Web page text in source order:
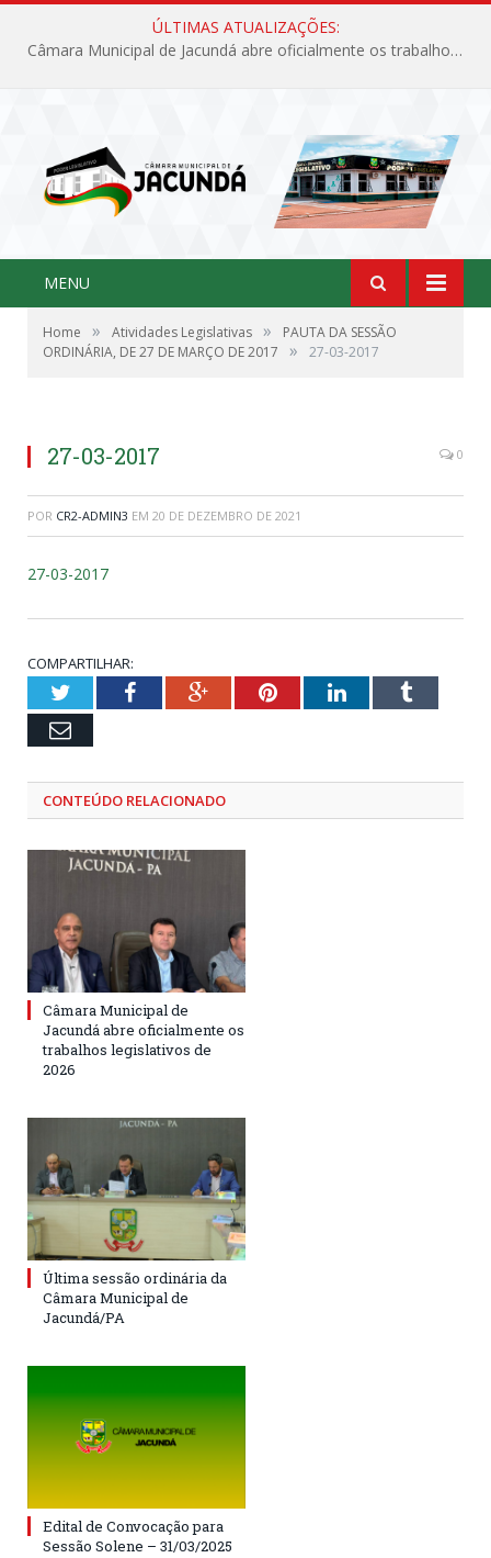
ÚLTIMAS ATUALIZAÇÕES:
Câmara Municipal de Jacundá abre oficialmente os trabalhos legislativos de 2026
MENU
Home » Atividades Legislativas »
PAUTA DA SESSÃO
ORDINÁRIA, DE 27 DE MARÇO DE 2017
» 27-03-2017
27-03-2017 0
POR CR2-ADMIN3 EM 20 DE DEZEMBRO DE 2021
27-03-2017
COMPARTILHAR:
TwitterFacebookGoogle+PinterestLinkedInTumblr
Email
CONTEÚDO RELACIONADO
Câmara Municipal de
Jacundá abre oficialmente os
trabalhos legislativos de
2026
Última sessão ordinária da
Câmara Municipal de
Jacundá/PA
Edital de Convocação para
Sessão Solene – 31/03/2025